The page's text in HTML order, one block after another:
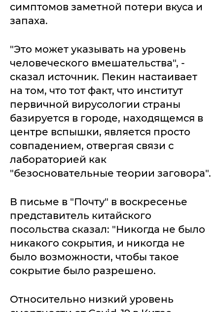
симптомов заметной потери вкуса и
запаха.
"Это может указывать на уровень
человеческого вмешательства", -
сказал источник. Пекин настаивает
на том, что тот факт, что институт
первичной вирусологии страны
базируется в городе, находящемся в
центре вспышки, является просто
совпадением, отвергая связи с
лабораторией как
"безосновательные теории заговора".
В письме в "Почту" в воскресенье
представитель китайского
посольства сказал: "Никогда не было
никакого сокрытия, и никогда не
было возможности, чтобы такое
сокрытие было разрешено.
Относительно низкий уровень